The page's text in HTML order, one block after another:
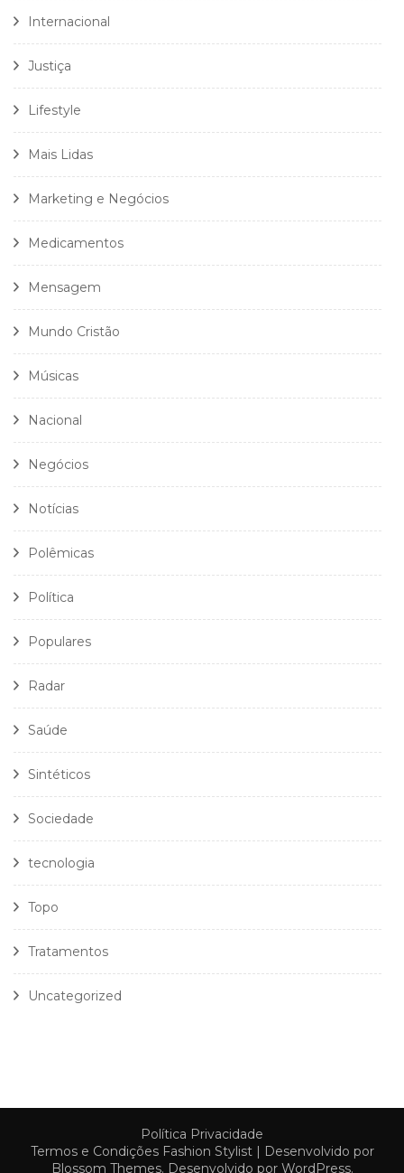
Internacional
Justiça
Lifestyle
Mais Lidas
Marketing e Negócios
Medicamentos
Mensagem
Mundo Cristão
Músicas
Nacional
Negócios
Notícias
Polêmicas
Política
Populares
Radar
Saúde
Sintéticos
Sociedade
tecnologia
Topo
Tratamentos
Uncategorized
Política Privacidade
Termos e CondiçõesFashion Stylist | Desenvolvido por
Blossom Themes. Desenvolvido por WordPress.